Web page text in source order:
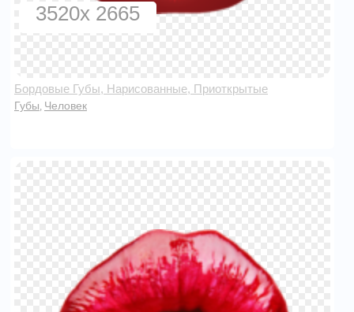
3520x 2665
Бордовые Губы, Нарисованные, Приоткрытые
Губы Человек